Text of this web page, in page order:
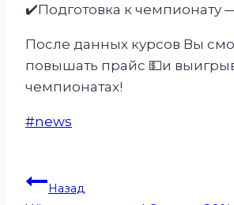
✔️Подготовка к чемпионату
После данных курсов Вы
повышать прайс 💵и
чемпионатах!
Метки
#news
Навигация
Назад